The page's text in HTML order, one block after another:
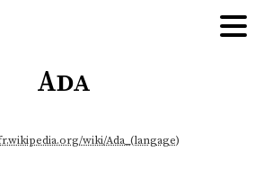
Ada
wiki/Ada_(langage)